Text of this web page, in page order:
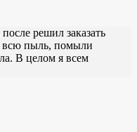
решил заказать
всю пыль, помыли
В целом я всем